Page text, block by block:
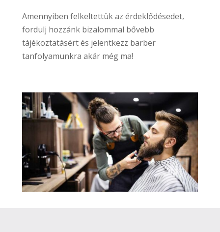
Amennyiben felkeltettük az érdeklődésedet,
fordulj hozzánk bizalommal bővebb
tájékoztatásért és jelentkezz barber
tanfolyamunkra akár még ma!